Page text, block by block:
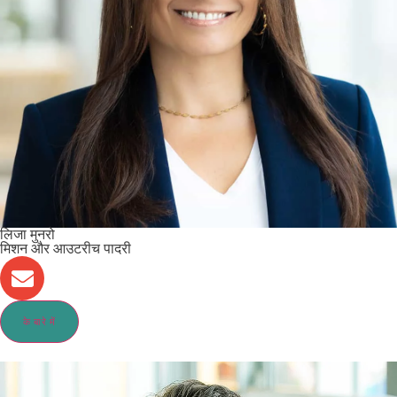
लिजा मुनरो
मिशन और आउटरीच पादरी
के बारे में